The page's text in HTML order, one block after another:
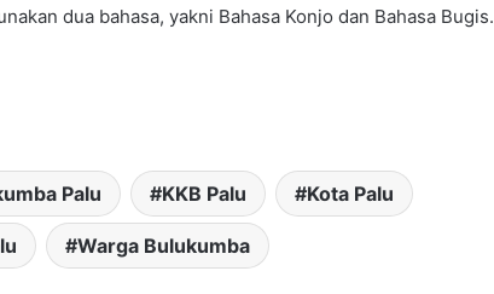
dua bahasa, yakni Bahasa Konjo dan Bahasa Bugis.
Palu KKB Palu Kota Palu
Warga Bulukumba